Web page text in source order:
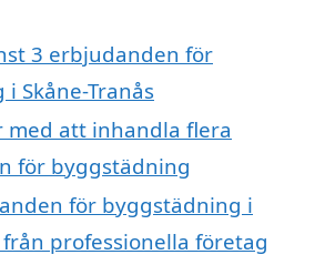
3 erbjudanden för
Skåne-Tranås
med att inhandla flera
för byggstädning
för byggstädning i
från professionella företag